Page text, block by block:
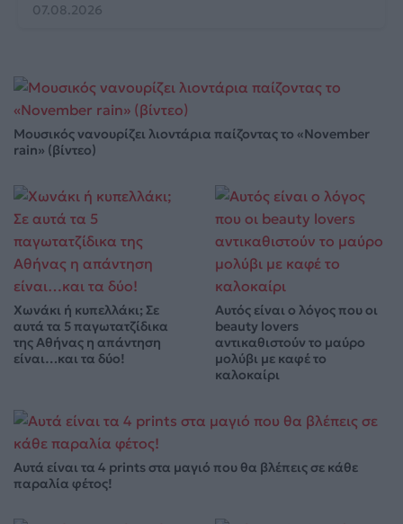
07.08.2026
Μουσικός νανουρίζει λιοντάρια παίζοντας το «November
rain» (βίντεο)
Χωνάκι ή κυπελλάκι; Σε
αυτά τα 5 παγωτατζίδικα
της Αθήνας η απάντηση
είναι…και τα δύο!
Αυτός είναι ο λόγος που οι
beauty lovers
αντικαθιστούν το μαύρο
μολύβι με καφέ το
καλοκαίρι
Αυτά είναι τα 4 prints στα μαγιό που θα βλέπεις σε κάθε
παραλία φέτος!